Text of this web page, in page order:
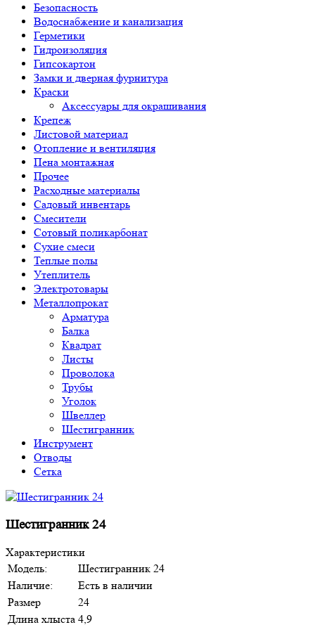
Безопасность
Водоснабжение и канализация
Герметики
Гидроизоляция
Гипсокартон
Замки и дверная фурнитура
Краски
Аксессуары для окрашивания
Крепеж
Листовой материал
Отопление и вентиляция
Пена монтажная
Прочее
Расходные материалы
Садовый инвентарь
Смесители
Сотовый поликарбонат
Сухие смеси
Теплые полы
Утеплитель
Электротовары
Металлопрокат
Арматура
Балка
Квадрат
Листы
Проволока
Трубы
Уголок
Швеллер
Шестигранник
Инструмент
Отводы
Сетка
Шестигранник 24
Характеристики
Модель:
Шестигранник 24
Наличие:
Есть в наличии
Размер
24
Длина хлыста 4,9